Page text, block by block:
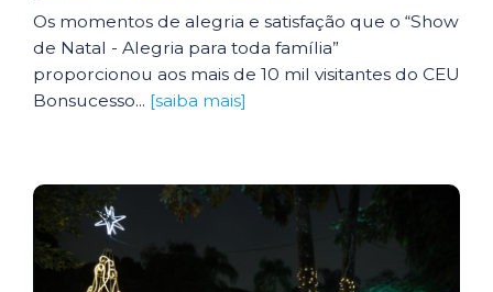
Os momentos de alegria e satisfação que o “Show
de Natal - Alegria para toda família”
proporcionou aos mais de 10 mil visitantes do CEU
Bonsucesso... [saiba mais]